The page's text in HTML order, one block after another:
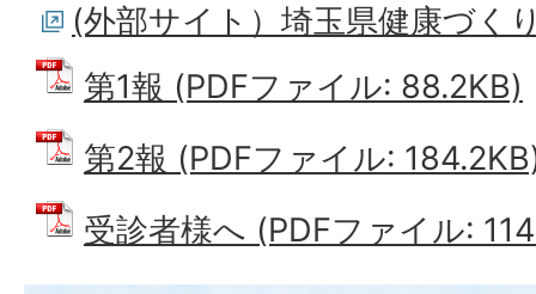
(外部サイト）埼玉県健康づく
第1報 (PDFファイル: 88.2KB)
第2報 (PDFファイル:
受診者様へ (PDFファイル: